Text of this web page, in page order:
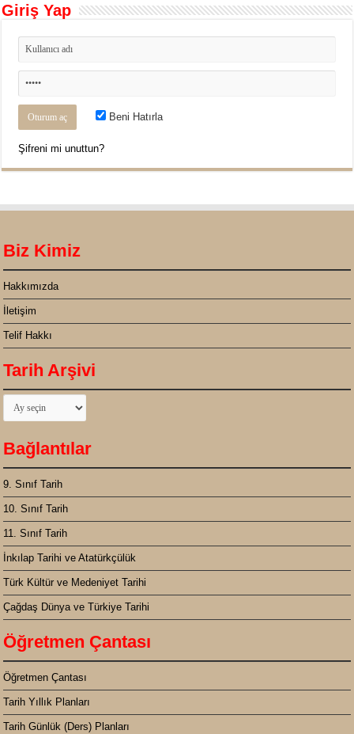
Giriş Yap
Beni Hatırla
Şifreni mi unuttun?
Biz Kimiz
Hakkımızda
İletişim
Telif Hakkı
Tarih Arşivi
Tarih
Arşivi
Bağlantılar
9. Sınıf Tarih
10. Sınıf Tarih
11. Sınıf Tarih
İnkılap Tarihi ve Atatürkçülük
Türk Kültür ve Medeniyet Tarihi
Çağdaş Dünya ve Türkiye Tarihi
Öğretmen Çantası
Öğretmen Çantası
Tarih Yıllık Planları
Tarih Günlük (Ders) Planları